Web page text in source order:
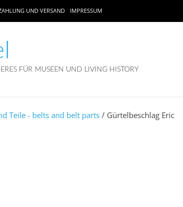
UND VERSAND IMPRESSUM
FÜR MUSEEN UND LIVING HISTORY
Teile - belts and belt parts / Gürtelbeschlag Eric